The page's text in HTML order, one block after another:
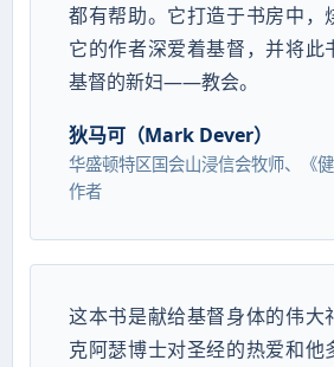
都有帮助。它打造于书房中，
它的作者深爱着基督，并将此
基督的新妇——教会。
狄马可（Mark Dever）
华盛顿特区国会山浸信会牧师、《
作者
这本书是献给基督身体的伟大
克阿瑟博士对圣经的热爱和他